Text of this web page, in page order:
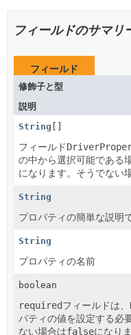
フィールドのサマリ
フィールド
修飾子と型
説明
String []
フィールド
の中から選択可能である
になります。そうでない
String
プロパティの簡単な説明
String
プロパティの名前
boolean
requiredフィールドは、
パティの値を設定する必
ない場合はfalseになりま